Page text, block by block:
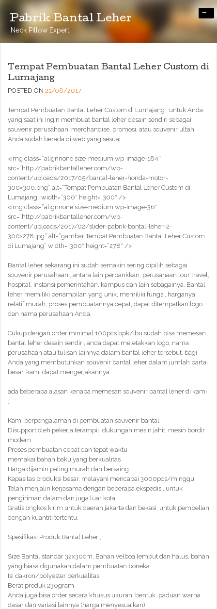
Pabrik Bantal Leher
Neck Pillow Expert
-
Tempat Pembuatan Bantal Leher Custom di
Lumajang
POSTED ON 21/08/2017
Tempat Pembuatan Bantal Leher Custom di Lumajang , untuk Anda
yang saat ini ingin membuat bantal leher desain sendiri sebagai
souvenir perusahaan, merchandise, promosi, atau souvenir ultah
Anda sudah berada di web yang sesuai.
<img class=”alignnone size-medium wp-image-184″
src=”http://pabrikbantalleher.com/wp-
content/uploads/2017/05/bantal-leher-honda-motor-
300×300.png” alt=”Tempat Pembuatan Bantal Leher Custom di
Lumajang” width=”300″ height=”300″ />
<img class=”alignnone size-medium wp-image-36″
src=”http://pabrikbantalleher.com/wp-
content/uploads/2017/02/slider-pabrik-bantal-leher-2-
300×278.jpg” alt=”gambar Tempat Pembuatan Bantal Leher Custom
di Lumajang” width=”300″ height=”278″ />
Bantal leher sekarang ini sudah semakin sering dipilih sebagai
souvenir perusahaan , antara lain perbankkan, perusahaan tour travel,
hospital, instansi pemerintahan, kampus dan lain sebagainya. Bantal
leher memiliki penampilan yang unik, memiliki fungsi, harganya
relatif murah, proses pembuatannya cepat, dapat ditempatkan logo
dan nama perusahaan Anda.
Cukup dengan order minimal 100pcs bpk/ibu sudah bisa memesan
bantal leher desain sendiri, anda dapat meletakkan logo, nama
perusahaan atau tulisan lainnya dalam bantal leher tersebut. bagi
Anda yang membutuhkan souvenir bantal leher dalam jumlah partai
besar, kami dapat mengerjakannya.
ada beberapa alasan kenapa memesan souvenir bantal leher di kami
;
Kami berpengalaman di pembuatan souvenir bantal
Disupport oleh pekerja terampil, dukungan mesin jahit, mesin bordir
modern
Proses pembuatan cepat dan tepat waktu
memakai bahan baku yang berkualitas
Harga dijamin paling murah dan bersaing
Kapasitas produksi besar, melayani mencapai 3000pcs/minggu
Telah menjalin kerjasama dengan beberapa ekspedisi, untuk
pengiriman dalam dan juga luar kota
Gratis ongkos kirim untuk daerah jakarta dan bekasi, untuk pembelian
dengan kuantiti tertentu.
Spesifikasi Produk Bantal Leher ;
Size Bantal standar 32x30cm, Bahan velboa lembut dan halus. bahan
yang biasa digunakan dalam pembuatan boneka.
Isi dakron/polyester berkualitas
Berat produk 230gram
Anda juga bisa order secara khusus ukuran, bentuk, paduan warna
dasar dan variasi lainnya (harga menyesuaikan)